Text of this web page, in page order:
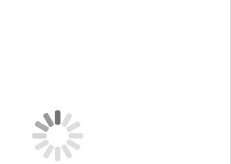
1 822 руб.